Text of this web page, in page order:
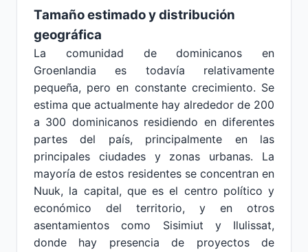
Tamaño estimado y distribución
geográfica
La comunidad de dominicanos en
Groenlandia es todavía relativamente
pequeña, pero en constante crecimiento. Se
estima que actualmente hay alrededor de 200
a 300 dominicanos residiendo en diferentes
partes del país, principalmente en las
principales ciudades y zonas urbanas. La
mayoría de estos residentes se concentran en
Nuuk, la capital, que es el centro político y
económico del territorio, y en otros
asentamientos como Sisimiut y Ilulissat,
donde hay presencia de proyectos de